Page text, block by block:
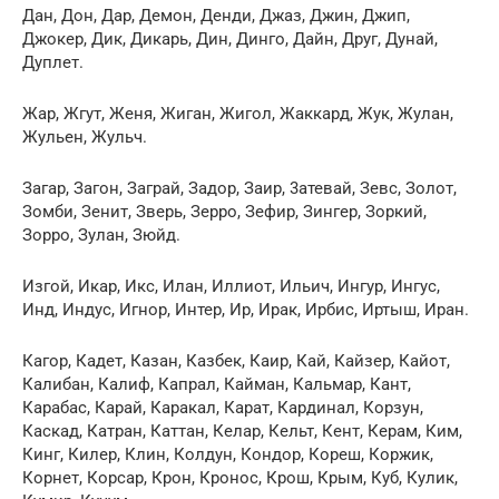
Дан, Дон, Дар, Демон, Денди, Джаз, Джин, Джип,
Джокер, Дик, Дикарь, Дин, Динго, Дайн, Друг, Дунай,
Дуплет.
Жар, Жгут, Женя, Жиган, Жигол, Жаккард, Жук, Жулан,
Жульен, Жульч.
Загар, Загон, Заграй, Задор, Заир, 3атевай, Зевс, Золот,
Зомби, Зенит, Зверь, Зерро, Зефир, Зингер, Зоркий,
Зорро, Зулан, Зюйд.
Изгой, Икар, Икс, Илан, Иллиот, Ильич, Ингур, Ингус,
Инд, Индус, Игнор, Интер, Ир, Ирак, Ирбис, Иртыш, Иран.
Кагор, Кадет, Казан, Казбек, Каир, Кай, Кайзер, Кайот,
Калибан, Калиф, Капрал, Кайман, Кальмар, Кант,
Карабас, Карай, Каракал, Карат, Кардинал, Корзун,
Каскад, Катран, Каттан, Келар, Кельт, Кент, Керам, Ким,
Кинг, Килер, Клин, Колдун, Кондор, Кореш, Коржик,
Корнет, Корсар, Крон, Кронос, Крош, Крым, Куб, Кулик,